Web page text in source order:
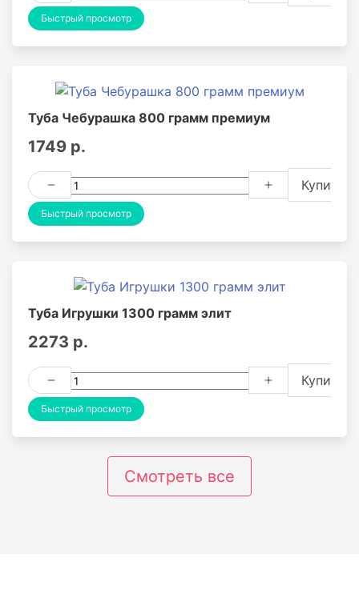
Быстрый просмотр
Туба Чебурашка 800 грамм премиум
1749 р.
Купить
Быстрый просмотр
Туба Игрушки 1300 грамм элит
2273 р.
Купить
Быстрый просмотр
Смотреть все